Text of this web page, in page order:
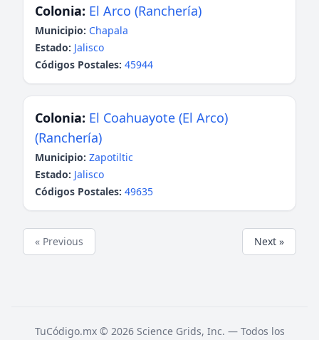
Colonia: El Arco (Ranchería)
Municipio: Chapala
Estado: Jalisco
Códigos Postales: 45944
Colonia: El Coahuayote (El Arco)
(Ranchería)
Municipio: Zapotiltic
Estado: Jalisco
Códigos Postales: 49635
« Previous Next »
TuCódigo.mx © 2026 Science Grids, Inc. — Todos los